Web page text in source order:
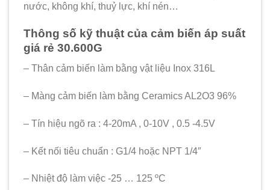
nước, không khí, thuỷ lực, khí nén…
Thông số kỹ thuật của cảm biến áp suất
giá rẻ 30.600G
– Thân cảm biến làm bằng vật liệu Inox 316L
– Màng cảm biến làm bằng Ceramics AL2O3 96%
– Tín hiệu ngõ ra : 4-20mA , 0-10V , 0.5 -4.5V
– Kết nối tiêu chuẩn : G1/4 hoặc NPT 1/4″
– Nhiệt độ làm việc -25 … 125 ºC